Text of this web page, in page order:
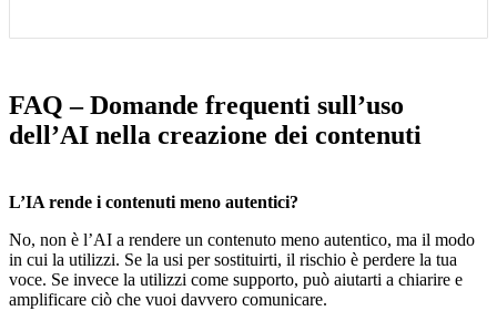
FAQ – Domande frequenti sull’uso
dell’AI nella creazione dei contenuti
L’IA rende i contenuti meno autentici?
No, non è l’AI a rendere un contenuto meno autentico, ma il modo
in cui la utilizzi. Se la usi per sostituirti, il rischio è perdere la tua
voce. Se invece la utilizzi come supporto, può aiutarti a chiarire e
amplificare ciò che vuoi davvero comunicare.